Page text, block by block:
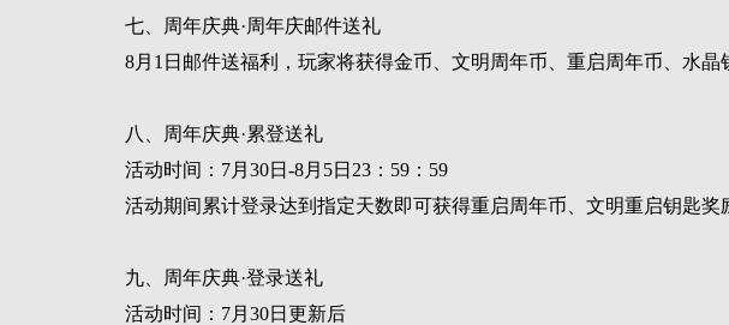
七、周年庆典·周年庆邮件送礼
8月1日邮件送福利，玩家将获得金币、文明周年币、重启周年币、水晶
八、周年庆典·累登送礼
活动时间：7月30日-8月5日23：59：59
活动期间累计登录达到指定天数即可获得重启周年币、文明重启钥匙奖
九、周年庆典·登录送礼
活动时间：7月30日更新后